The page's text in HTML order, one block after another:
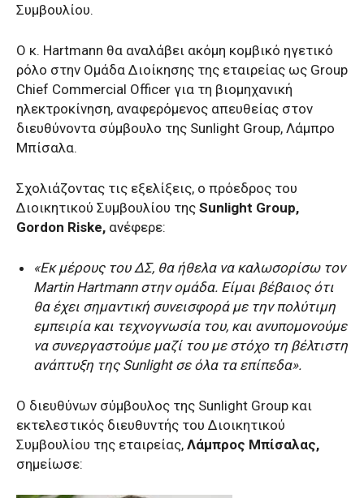
Συμβουλίου.
Ο κ. Hartmann θα αναλάβει ακόμη κομβικό ηγετικό
ρόλο στην Ομάδα Διοίκησης της εταιρείας ως Group
Chief Commercial Officer για τη βιομηχανική
ηλεκτροκίνηση, αναφερόμενος απευθείας στον
διευθύνοντα σύμβουλο της Sunlight Group, Λάμπρο
Μπίσαλα.
Σχολιάζοντας τις εξελίξεις, ο πρόεδρος του
Διοικητικού Συμβουλίου της Sunlight Group,
Gordon Riske, ανέφερε:
«Εκ μέρους του ΔΣ, θα ήθελα να καλωσορίσω τον
Martin Hartmann στην ομάδα. Είμαι βέβαιος ότι
θα έχει σημαντική συνεισφορά με την πολύτιμη
εμπειρία και τεχνογνωσία του, και ανυπομονούμε
να συνεργαστούμε μαζί του με στόχο τη βέλτιστη
ανάπτυξη της Sunlight σε όλα τα επίπεδα».
Ο διευθύνων σύμβουλος της Sunlight Group και
εκτελεστικός διευθυντής του Διοικητικού
Συμβουλίου της εταιρείας, Λάμπρος Μπίσαλας,
σημείωσε: